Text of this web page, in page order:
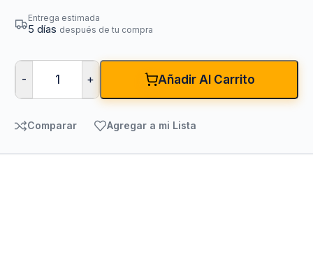
Entrega estimada
5 días después de tu compra
- + Añadir Al Carrito
Comparar Agregar a mi Lista